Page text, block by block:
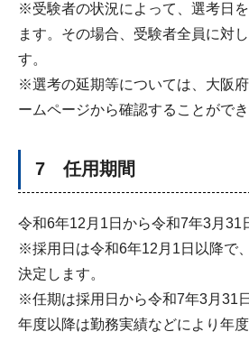
※受験者の状況によって、選考日
ます。その場合、受験者全員に対
す。
※選考の延期等については、大阪
ームページから確認することができ
7 任用期間
令和6年12月1日から令和7年3月31
※採用日は令和6年12月1日以降で
決定します。
※任期は採用日から令和7年3月31
年度以降は勤務実績などにより年